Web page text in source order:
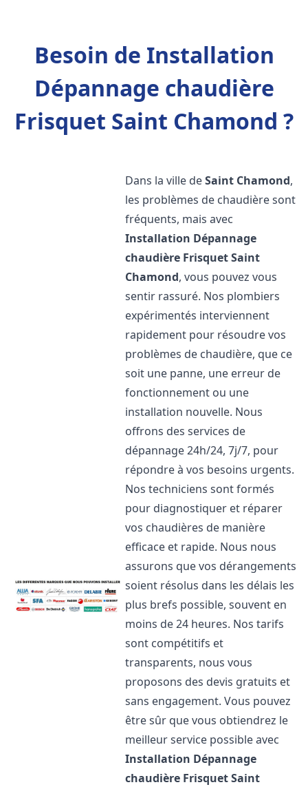
Besoin de Installation
Dépannage chaudière
Frisquet Saint Chamond ?
Dans la ville deSaint Chamond,
les problèmes de chaudière sont
fréquents, mais avec
Installation Dépannage
chaudière FrisquetSaint
Chamond, vous pouvez vous
sentir rassuré. Nos plombiers
expérimentés interviennent
rapidement pour résoudre vos
problèmes de chaudière, que ce
soit une panne, une erreur de
fonctionnement ou une
installation nouvelle. Nous
offrons des services de
dépannage 24h/24, 7j/7, pour
répondre à vos besoins urgents.
Nos techniciens sont formés
pour diagnostiquer et réparer
vos chaudières de manière
efficace et rapide. Nous nous
assurons que vos dérangements
soient résolus dans les délais les
plus brefs possible, souvent en
moins de 24 heures. Nos tarifs
sont compétitifs et
transparents, nous vous
proposons des devis gratuits et
sans engagement. Vous pouvez
être sûr que vous obtiendrez le
meilleur service possible avec
Installation Dépannage
chaudière FrisquetSaint